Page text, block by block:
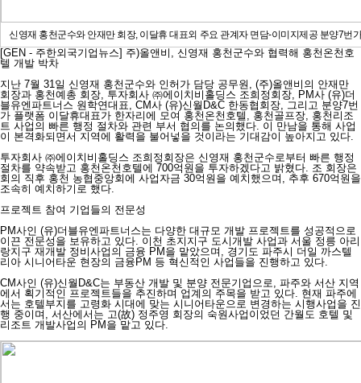
신영재 홍천군수와 안재만 회장, 이달휴 대표외 주요 관계자 면담-이미지제공 분양7번
[GEN - 주한외국기업뉴스] 주)올앤비, 신영재 홍천군수와 협력해 홍천온천호
텔 개발 박차
지난 7월 31일 신영재 홍천군수와 인허가 담당 공무원, (주)올앤비의 안재만
회장과 홍천예총 회장, 투자회사 ㈜에이치비홀딩스 조희정회장, PM사 (유)더
블유엔파트너스 원학연대표, CM사 (유)신월D&C 한동협회장, 그리고 분양7번
가 플랫폼 이달휴대표가 한자리에 모여 홍천온천호텔, 홍천골프장, 홍천리조
트 사업의 빠른 행정 절차와 관련 부서 협의를 논의했다. 이 만남을 통해 사업
이 본격화되면서 지역에 활력을 불어넣을 것이라는 기대감이 높아지고 있다.
투자회사 ㈜에이치비홀딩스 조희정회장은 신영재 홍천군수로부터 빠른 행정
절차를 약속받고 홍천온천호텔에 700억원을 투자하겠다고 밝혔다. 조 회장은
회의 직후 홍천 농협중앙회에 사업자금 30억원을 예치했으며, 추후 670억원을
조속히 예치하기로 했다.
프로젝트 참여 기업들의 전문성
PM사인 (유)더블유엔파트너스는 다양한 대규모 개발 프로젝트를 성공적으로
이끈 전문성을 보유하고 있다. 이천 초지지구 도시개발 사업과 서울 정릉 아리
랑지구 재개발 정비사업의 금융 PM을 맡았으며, 경기도 파주시 더일 까스텔
리아 시니어타운 현장의 금융PM 등 혁신적인 사업들을 진행하고 있다.
CM사인 (유)신월D&C는 부동산 개발 및 분양 전문기업으로, 파주와 서산 지역
에서 획기적인 프로젝트들을 추진하며 업계의 주목을 받고 있다. 현재 파주에
서는 호텔부지를 고령화 시대에 맞는 시니어타운으로 변경하는 시행사업을 진
행 중이며, 서산에서는 고(故) 정주영 회장의 숙원사업이었던 간월도 호텔 및
리조트 개발사업의 PM을 맡고 있다.